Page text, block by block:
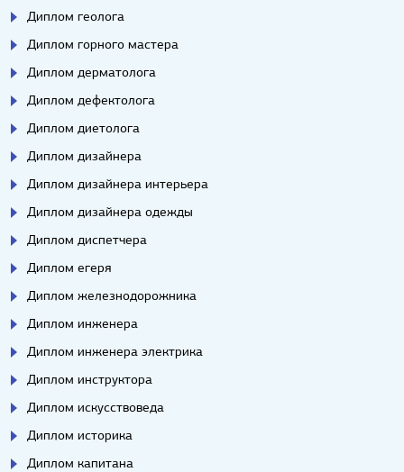
Диплом геолога
Диплом горного мастера
Диплом дерматолога
Диплом дефектолога
Диплом диетолога
Диплом дизайнера
Диплом дизайнера интерьера
Диплом дизайнера одежды
Диплом диспетчера
Диплом егеря
Диплом железнодорожника
Диплом инженера
Диплом инженера электрика
Диплом инструктора
Диплом искусствоведа
Диплом историка
Диплом капитана